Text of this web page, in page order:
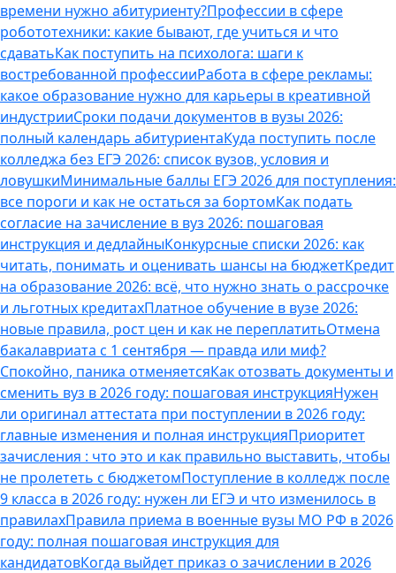
времени нужно абитуриенту?Профессии в сфере
робототехники: какие бывают, где учиться и что
сдаватьКак поступить на психолога: шаги к
востребованной профессииРабота в сфере рекламы:
какое образование нужно для карьеры в креативной
индустрииСроки подачи документов в вузы 2026:
полный календарь абитуриентаКуда поступить после
колледжа без ЕГЭ 2026: список вузов, условия и
ловушкиМинимальные баллы ЕГЭ 2026 для поступления:
все пороги и как не остаться за бортомКак подать
согласие на зачисление в вуз 2026: пошаговая
инструкция и дедлайныКонкурсные списки 2026: как
читать, понимать и оценивать шансы на бюджетКредит
на образование 2026: всё, что нужно знать о рассрочке
и льготных кредитахПлатное обучение в вузе 2026:
новые правила, рост цен и как не переплатитьОтмена
бакалавриата с 1 сентября — правда или миф?
Спокойно, паника отменяетсяКак отозвать документы и
сменить вуз в 2026 году: пошаговая инструкцияНужен
ли оригинал аттестата при поступлении в 2026 году:
главные изменения и полная инструкцияПриоритет
зачисления : что это и как правильно выставить, чтобы
не пролететь с бюджетомПоступление в колледж после
9 класса в 2026 году: нужен ли ЕГЭ и что изменилось в
правилахПравила приема в военные вузы МО РФ в 2026
году: полная пошаговая инструкция для
кандидатовКогда выйдет приказ о зачислении в 2026